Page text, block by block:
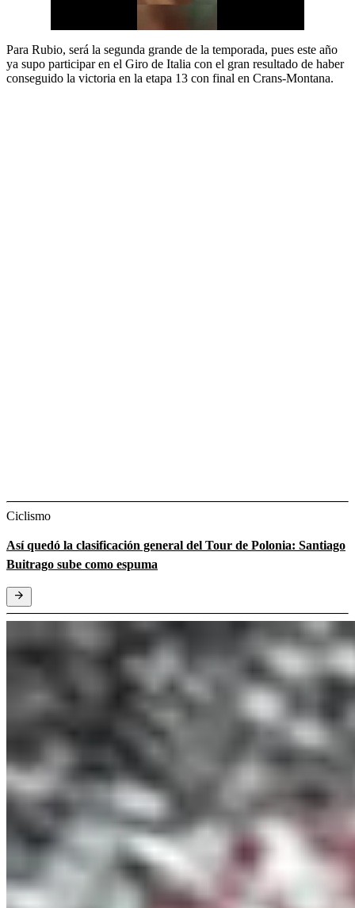
Para Rubio, será la segunda grande de la temporada, pues este año
ya supo participar en el Giro de Italia con el gran resultado de haber
conseguido la victoria en la etapa 13 con final en Crans-Montana.
Ciclismo
Así quedó la clasificación general del Tour de Polonia: Santiago
Buitrago sube como espuma